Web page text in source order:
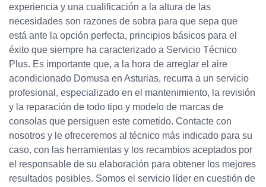
experiencia y una cualificación a la altura de las
necesidades son razones de sobra para que sepa que
está ante la opción perfecta, principios básicos para el
éxito que siempre ha caracterizado a Servicio Técnico
Plus. Es importante que, a la hora de arreglar el aire
acondicionado Domusa en Asturias, recurra a un servicio
profesional, especializado en el mantenimiento, la revisión
y la reparación de todo tipo y modelo de marcas de
consolas que persiguen este cometido. Contacte con
nosotros y le ofreceremos al técnico más indicado para su
caso, con las herramientas y los recambios aceptados por
el responsable de su elaboración para obtener los mejores
resultados posibles. Somos el servicio líder en cuestión de